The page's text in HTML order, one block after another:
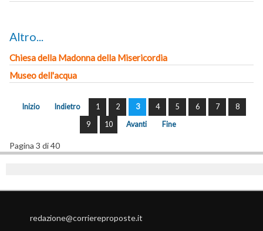
Altro...
Chiesa della Madonna della Misericordia
Museo dell'acqua
Inizio Indietro 1 2 3 4 5 6 7
8
9
10 Avanti Fine
Pagina 3 di 40
redazione@corriereproposte.it